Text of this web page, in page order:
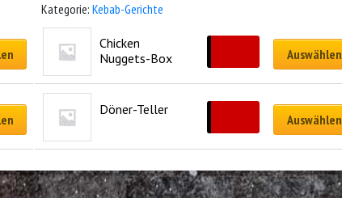
Kategorie: Kebab-Gerichte
Chicken
Nuggets-Box
Auswählen
Döner-Teller
Auswählen